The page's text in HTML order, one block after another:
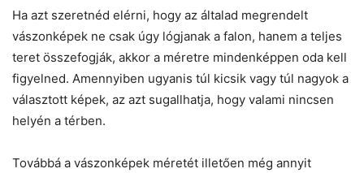
Ha azt szeretnéd elérni, hogy az általad megrendelt
vászonképek ne csak úgy lógjanak a falon, hanem a teljes
teret összefogják, akkor a méretre mindenképpen oda kell
figyelned. Amennyiben ugyanis túl kicsik vagy túl nagyok a
választott képek, az azt sugallhatja, hogy valami nincsen
helyén a térben.
Továbbá a vászonképek méretét illetően még annyit